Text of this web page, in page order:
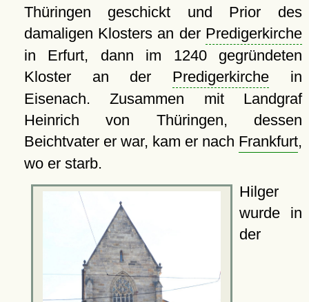
Thüringen geschickt und Prior des
damaligen Klosters an der Predigerkirche
in Erfurt, dann im 1240 gegründeten
Kloster an der Predigerkirche in
Eisenach. Zusammen mit Landgraf
Heinrich von Thüringen, dessen
Beichtvater er war, kam er nach Frankfurt,
wo er starb.
Hilger
wurde in
der